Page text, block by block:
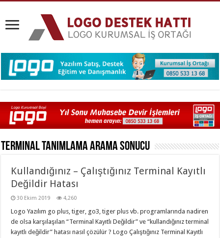
Terminal TanımlamaArama Sonucu
Kullandığınız – Çalıştığınız Terminal Kayıtlı
Değildir Hatası
30 Ekim 2019 4,260
Logo Yazılım go plus, tiger, go3, tiger plus vb. programlarında nadiren
de olsa karşılaşılan “Terminal Kayıtlı Değildir” ve “kullandığınız terminal
kayıtlı değildir” hatası nasıl çözülür ? Logo Çalıştığınız Terminal Kayıtlı